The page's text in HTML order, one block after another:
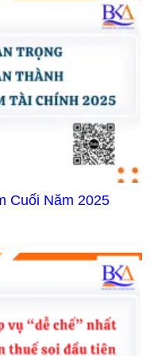
Cuối Năm 2025